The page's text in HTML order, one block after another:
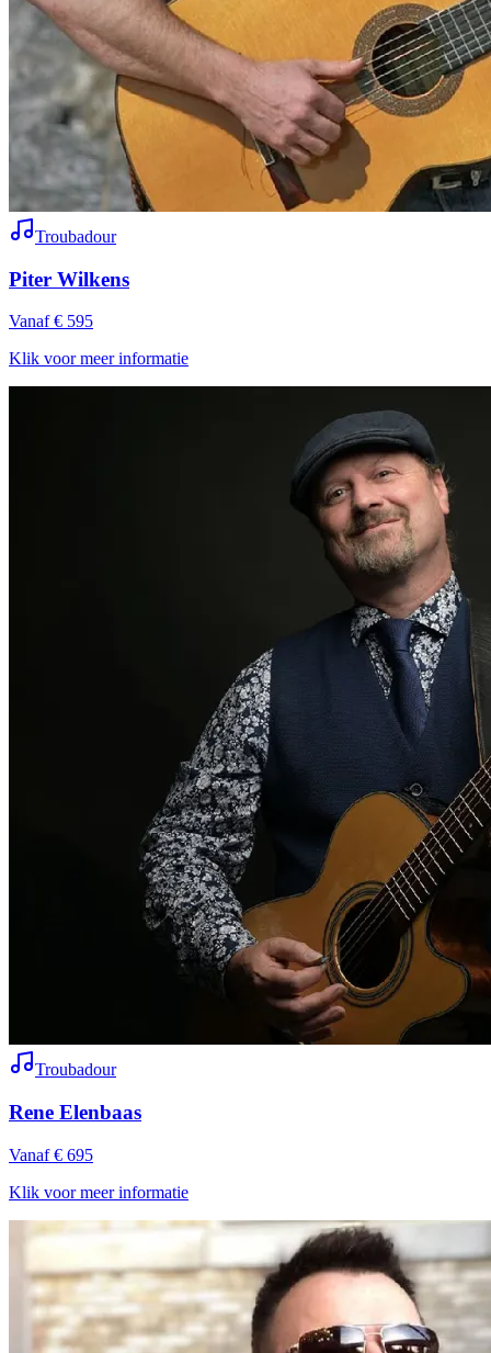
Troubadour
Piter Wilkens
Vanaf € 595
Klik voor meer informatie
Troubadour
Rene Elenbaas
Vanaf € 695
Klik voor meer informatie